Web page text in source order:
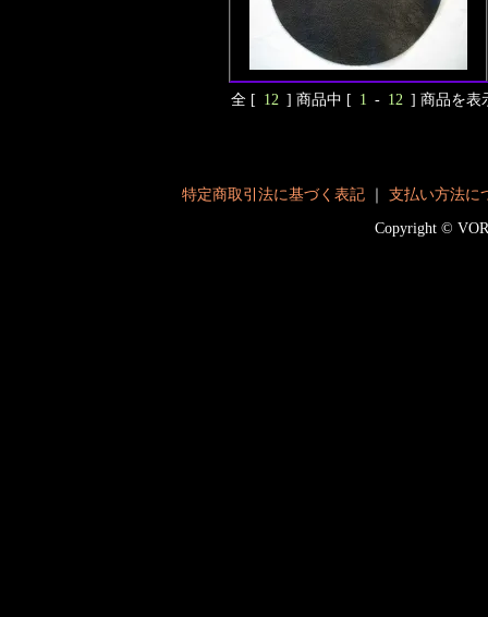
全 [ 12 ] 商品中 [ 1 - 12 ] 商品を表
特定商取引法に基づく表記｜ 支払い方法に
Copyright ©